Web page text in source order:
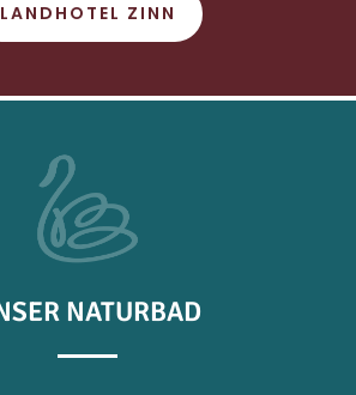
LANDHOTEL ZINN
NATURBAD